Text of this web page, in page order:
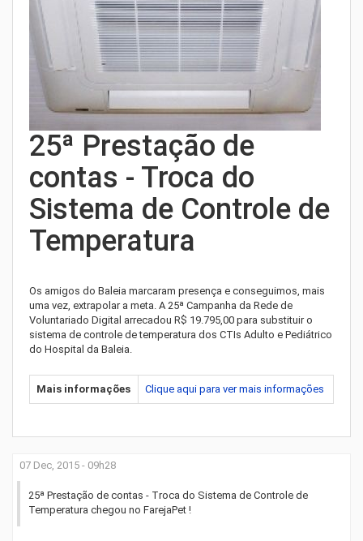
25ª Prestação de
contas - Troca do
Sistema de Controle de
Temperatura
Os amigos do Baleia marcaram presença e conseguimos, mais
uma vez, extrapolar a meta. A 25ª Campanha da Rede de
Voluntariado Digital arrecadou R$ 19.795,00 para substituir o
sistema de controle de temperatura dos CTIs Adulto e Pediátrico
do Hospital da Baleia.
Mais informações Clique aqui para ver mais informações
07 Dec, 2015 - 09h28
25ª Prestação de contas - Troca do Sistema de Controle de
Temperatura chegou no FarejaPet !